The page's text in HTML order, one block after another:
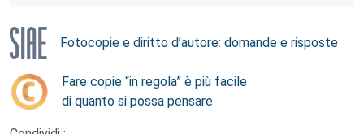
Fotocopie e diritto d’autore: domande e risposte
Fare copie “in regola” è più facile
di quanto si possa pensare